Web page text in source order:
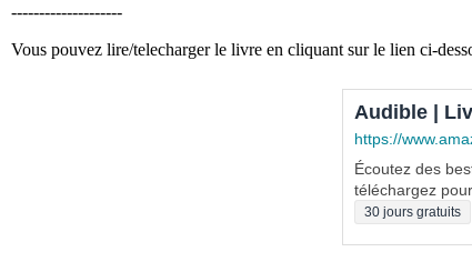
--------------------
Vous pouvez lire/telecharger le livre en cliquant sur le lien ci-
Audible |
https://
Écoutez des
téléchargez
30 jours gratuits